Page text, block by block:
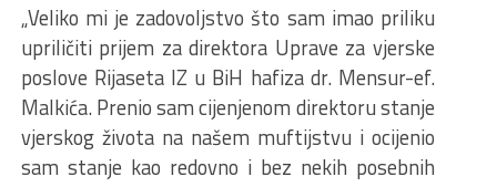
„Veliko mi je zadovoljstvo što sam imao priliku
upriličiti prijem za direktora Uprave za vjerske
poslove Rijaseta IZ u BiH hafiza dr. Mensur-ef.
Malkića. Prenio sam cijenjenom direktoru stanje
vjerskog života na našem muftijstvu i ocijenio
sam stanje kao redovno i bez nekih posebnih